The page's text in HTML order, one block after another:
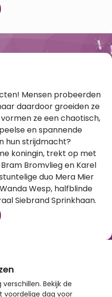
Mensen probeerden
daardoor groeiden ze
ze een chaotisch,
en spannende
hun strijdmacht?
koningin, trekt op met
Bromvlieg en Karel
duo Mera Mier
Wesp, halfblinde
Siebrand Sprinkhaan.
Bekijk de
voordelige dag voor